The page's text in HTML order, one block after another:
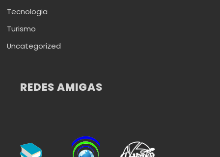
Tecnologia
Turismo
Uncategorized
REDES AMIGAS